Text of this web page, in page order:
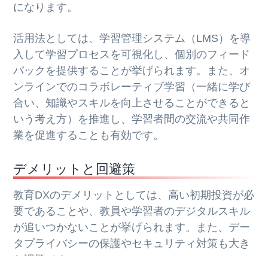
になります。
活用法としては、学習管理システム（LMS）を導
入して学習プロセスを可視化し、個別のフィード
バックを提供することが挙げられます。また、オ
ンラインでのコラボレーティブ学習（一緒に学び
合い、知識やスキルを向上させることができると
いう考え方）を推進し、学習者間の交流や共同作
業を促進することも有効です。
デメリットと回避策
教育DXのデメリットとしては、高い初期投資が必
要であることや、教員や学習者のデジタルスキル
が追いつかないことが挙げられます。また、デー
タプライバシーの保護やセキュリティ対策も大き